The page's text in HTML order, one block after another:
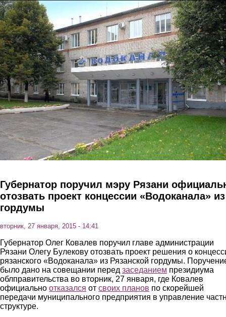
Перейти к основному содержанию
Губернатор поручил мэру Рязани
отозвать проект концессии «Водоканала» из
гордумы
вторник, 27 января, 2015 - 14:41
Губернатор Олег Ковалев поручил главе администрации
Рязани Олегу Булекову отозвать проект решения о
рязанского «Водоканала» из Рязанской гордумы.
было дано на совещании перед заседанием президиума
облправительства во вторник, 27 января, где Ковалев
официально отказался от своих планов по скорейшей
передачи муниципального предприятия в управление
структуре.